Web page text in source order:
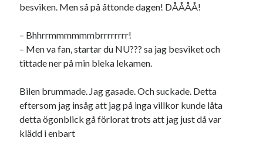
besviken. Men så på åttonde dagen! DÅÅÅÅ!
– Bhhrrmmmmmmbrrrrrrrr!
– Men va fan, startar du NU??? sa jag besviket och
tittade ner på min bleka lekamen.
Bilen brummade. Jag gasade. Och suckade. Detta
eftersom jag insåg att jag på inga villkor kunde låta
detta ögonblick gå förlorat trots att jag just då var
klädd i enbart